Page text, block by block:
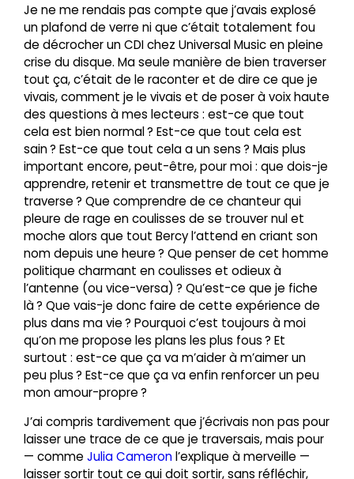
Je ne me rendais pas compte que j’avais explosé
un plafond de verre ni que c’était totalement fou
de décrocher un CDI chez Universal Music en pleine
crise du disque. Ma seule manière de bien traverser
tout ça, c’était de le raconter et de dire ce que je
vivais, comment je le vivais et de poser à voix haute
des questions à mes lecteurs : est-ce que tout
cela est bien normal ? Est-ce que tout cela est
sain ? Est-ce que tout cela a un sens ? Mais plus
important encore, peut-être, pour moi : que dois-je
apprendre, retenir et transmettre de tout ce que je
traverse ? Que comprendre de ce chanteur qui
pleure de rage en coulisses de se trouver nul et
moche alors que tout Bercy l’attend en criant son
nom depuis une heure ? Que penser de cet homme
politique charmant en coulisses et odieux à
l’antenne (ou vice-versa) ? Qu’est-ce que je fiche
là ? Que vais-je donc faire de cette expérience de
plus dans ma vie ? Pourquoi c’est toujours à moi
qu’on me propose les plans les plus fous ? Et
surtout : est-ce que ça va m’aider à m’aimer un
peu plus ? Est-ce que ça va enfin renforcer un peu
mon amour-propre ?
J’ai compris tardivement que j’écrivais non pas pour
laisser une trace de ce que je traversais, mais pour
— commeJulia Cameronl’explique à merveille —
laisser sortir tout ce qui doit sortir, sans réfléchir,